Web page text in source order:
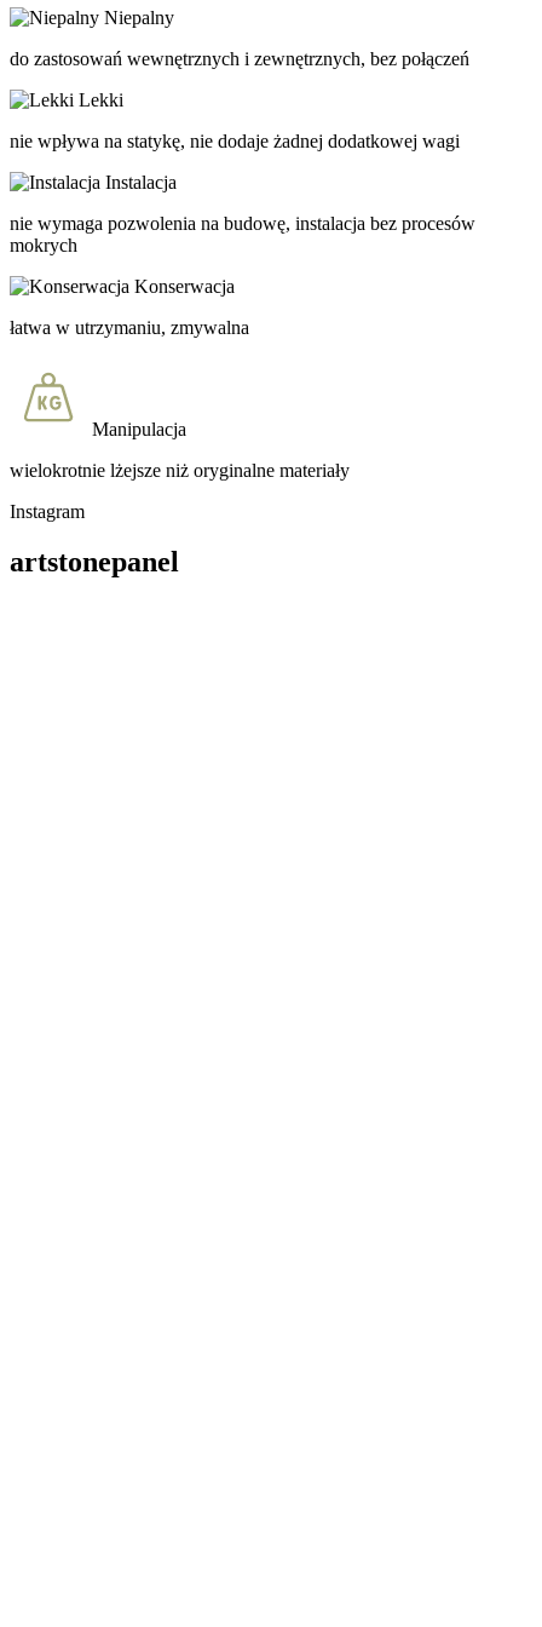
Niepalny
do zastosowań wewnętrznych i zewnętrznych, bez połączeń
Lekki
nie wpływa na statykę, nie dodaje żadnej dodatkowej wagi
Instalacja
nie wymaga pozwolenia na budowę, instalacja bez procesów
mokrych
Konserwacja
łatwa w utrzymaniu, zmywalna
Manipulacja
wielokrotnie lżejsze niż oryginalne materiały
Instagram
artstonepanel